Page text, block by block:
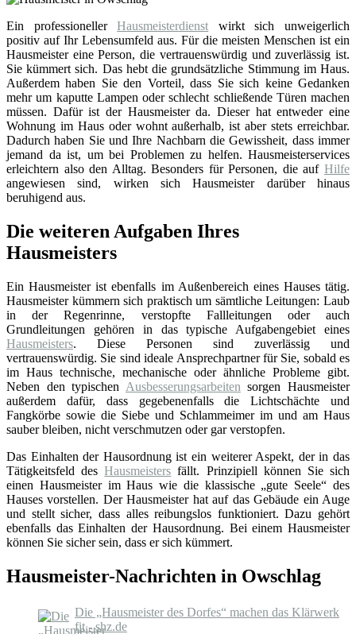
Ein professionellerHausmeisterdienst wirkt sich unweigerlich
positiv auf Ihr Lebensumfeld aus. Für die meisten Menschen ist ein
Hausmeister eine Person, die vertrauenswürdig und zuverlässig ist.
Sie kümmert sich. Das hebt die grundsätzliche Stimmung im Haus.
Außerdem haben Sie den Vorteil, dass Sie sich keine Gedanken
mehr um kaputte Lampen oder schlecht schließende Türen machen
müssen. Dafür ist der Hausmeister da. Dieser hat entweder eine
Wohnung im Haus oder wohnt außerhalb, ist aber stets erreichbar.
Dadurch haben Sie und Ihre Nachbarn die Gewissheit, dass immer
jemand da ist, um bei Problemen zu helfen. Hausmeisterservices
erleichtern also den Alltag. Besonders für Personen, die auf Hilfe
angewiesen sind, wirken sich Hausmeister darüber hinaus
beruhigend aus.
Die weiteren Aufgaben Ihres
Hausmeisters
Ein Hausmeister ist ebenfalls im Außenbereich eines Hauses tätig.
Hausmeister kümmern sich praktisch um sämtliche Leitungen: Laub
in der Regenrinne, verstopfte Fallleitungen oder auch
Grundleitungen gehören in das typische Aufgabengebiet eines
Hausmeisters. Diese Personen sind zuverlässig und
vertrauenswürdig. Sie sind ideale Ansprechpartner für Sie, sobald es
im Haus technische, mechanische oder ähnliche Probleme gibt.
Neben den typischen Ausbesserungsarbeiten sorgen Hausmeister
außerdem dafür, dass gegebenenfalls die Lichtschächte und
Fangkörbe sowie die Siebe und Schlammeimer im und am Haus
sauber bleiben, nicht verschmutzen oder gar verstopfen.
Das Einhalten der Hausordnung ist ein weiterer Aspekt, der in das
Tätigkeitsfeld desHausmeisters fällt. Prinzipiell können Sie sich
einen Hausmeister im Haus wie die klassische „gute Seele“ des
Hauses vorstellen. Der Hausmeister hat auf das Gebäude ein Auge
und stellt sicher, dass alles reibungslos funktioniert. Dazu gehört
ebenfalls das Einhalten der Hausordnung. Bei einem Hausmeister
können Sie sicher sein, dass er sich kümmert.
Hausmeister-Nachrichten in Owschlag
Die „Hausmeister des Dorfes“ machen das Klärwerk
fit - shz.de